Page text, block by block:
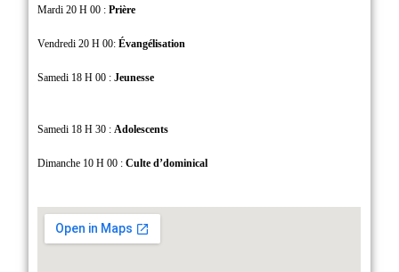
Mardi 20 H 00 :Prière
Vendredi 20 H 00: Évangélisation
Samedi 18 H 00 :Jeunesse
Samedi 18 H 30 :Adolescents
Dimanche 10 H 00 :Culte d’dominical